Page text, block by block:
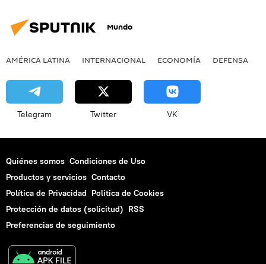
Mundo
AMÉRICA LATINA INTERNACIONAL ECONOMÍA DEFENSA
Telegram Twitter VK
Quiénes somos Condiciones de Uso
Productos y servicios Contacto
Política de Privacidad Politica de Cookies
Protección de datos (solicitud) RSS
Preferencias de seguimiento